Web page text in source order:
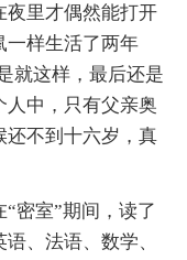
夜里才偶然能打开
一样生活了两年
就这样，最后还是
人中，只有父亲奥
还不到十六岁，真
密室”期间，读了
、法语、数学、